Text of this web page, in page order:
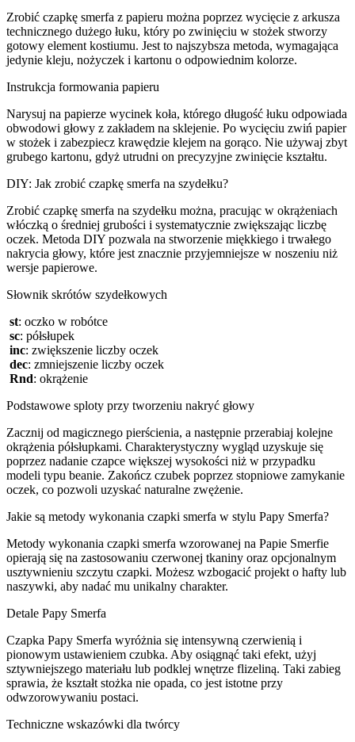
Zrobić czapkę smerfa z papieru można poprzez wycięcie z arkusza
technicznego dużego łuku, który po zwinięciu w stożek stworzy
gotowy element kostiumu. Jest to najszybsza metoda, wymagająca
jedynie kleju, nożyczek i kartonu o odpowiednim kolorze.
Instrukcja formowania papieru
Narysuj na papierze wycinek koła, którego długość łuku odpowiada
obwodowi głowy z zakładem na sklejenie. Po wycięciu zwiń papier
w stożek i zabezpiecz krawędzie klejem na gorąco. Nie używaj zbyt
grubego kartonu, gdyż utrudni on precyzyjne zwinięcie kształtu.
DIY: Jak zrobić czapkę smerfa na szydełku?
Zrobić czapkę smerfa na szydełku można, pracując w okrążeniach
włóczką o średniej grubości i systematycznie zwiększając liczbę
oczek. Metoda DIY pozwala na stworzenie miękkiego i trwałego
nakrycia głowy, które jest znacznie przyjemniejsze w noszeniu niż
wersje papierowe.
Słownik skrótów szydełkowych
st: oczko w robótce
sc: półsłupek
inc: zwiększenie liczby oczek
dec: zmniejszenie liczby oczek
Rnd: okrążenie
Podstawowe sploty przy tworzeniu nakryć głowy
Zacznij od magicznego pierścienia, a następnie przerabiaj kolejne
okrążenia półsłupkami. Charakterystyczny wygląd uzyskuje się
poprzez nadanie czapce większej wysokości niż w przypadku
modeli typu beanie. Zakończ czubek poprzez stopniowe zamykanie
oczek, co pozwoli uzyskać naturalne zwężenie.
Jakie są metody wykonania czapki smerfa w stylu Papy Smerfa?
Metody wykonania czapki smerfa wzorowanej na Papie Smerfie
opierają się na zastosowaniu czerwonej tkaniny oraz opcjonalnym
usztywnieniu szczytu czapki. Możesz wzbogacić projekt o hafty lub
naszywki, aby nadać mu unikalny charakter.
Detale Papy Smerfa
Czapka Papy Smerfa wyróżnia się intensywną czerwienią i
pionowym ustawieniem czubka. Aby osiągnąć taki efekt, użyj
sztywniejszego materiału lub podklej wnętrze flizeliną. Taki zabieg
sprawia, że kształt stożka nie opada, co jest istotne przy
odwzorowywaniu postaci.
Techniczne wskazówki dla twórcy